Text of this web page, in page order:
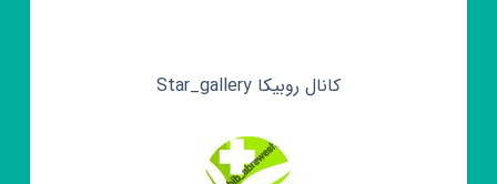
کانال روبیکا Star_gallery